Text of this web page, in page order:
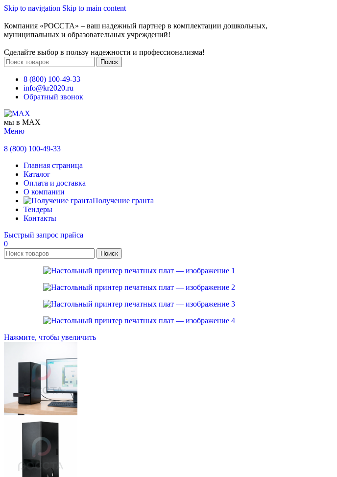
Skip to navigation Skip to main content
Компания «РОССТА» – ваш надежный партнер в комплектации дошкольных,
муниципальных и образовательных учреждений!
Сделайте выбор в пользу надежности и профессионализма!
Поиск
8 (800) 100-49-33
info@kr2020.ru
Обратный звонок
мы в MAX
Меню
8 (800) 100-49-33
Главная страница
Каталог
Оплата и доставка
О компании
Получение гранта
Тендеры
Контакты
Быстрый запрос прайса
0
Поиск
Нажмите, чтобы увеличить